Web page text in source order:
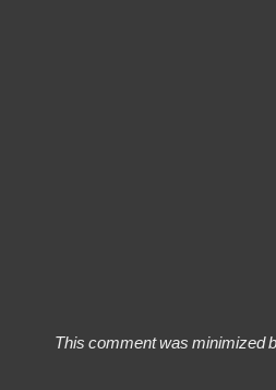
This comment was minimized